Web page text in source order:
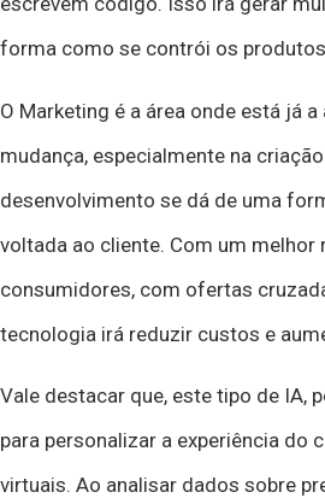
forma como se contrói os
O Marketing é a área onde está já
mudança, especialmente na
desenvolvimento se dá de uma
voltada ao cliente. Com um
consumidores, com ofertas
tecnologia irá reduzir custos e
‍Vale destacar que, este tipo de IA,
para personalizar a experiência do
virtuais. Ao analisar dados sobre